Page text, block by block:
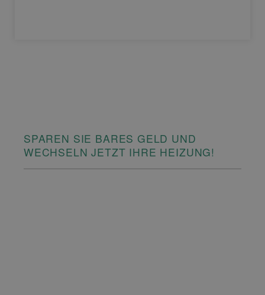
SPAREN SIE BARES GELD UND
WECHSELN JETZT IHRE HEIZUNG!